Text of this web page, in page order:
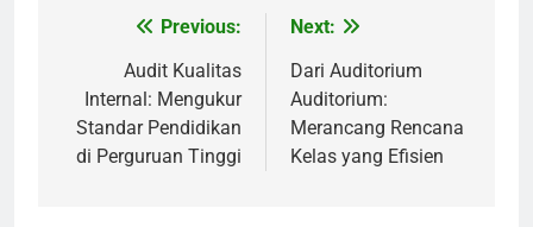
navigation
Previous:
Audit Kualitas
Internal: Mengukur
Standar Pendidikan
di Perguruan Tinggi
Next:
Dari Auditorium
Auditorium:
Merancang Rencana
Kelas yang Efisien